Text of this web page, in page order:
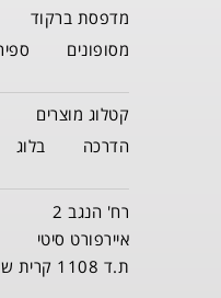
מדפסת ברקוד
מסופונים
קטלוג מוצרים
הדרכה
בלוג
רח' הנגב 2
איירפורט סיטי
ת.ד 1108 קרית שדה התעופה 70100